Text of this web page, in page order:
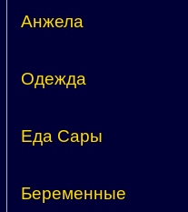
Анжела
Одежда
Еда Сары
Беременные